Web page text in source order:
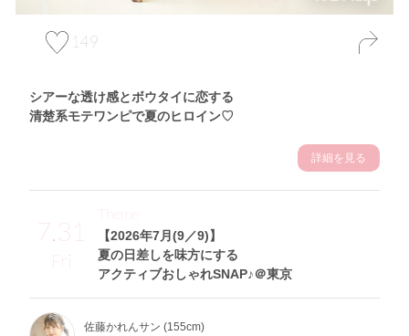
149
シアーな透け感とボウタイに恋する
清楚系モテワンピで夏のヒロイン♡
詳細を見る
7.31
Fri
【2026年7月(9／9)】
夏の日差しを味方にする
アクティブおしゃれSNAP♪＠東京
Theme
佐藤かれんサン (155cm)